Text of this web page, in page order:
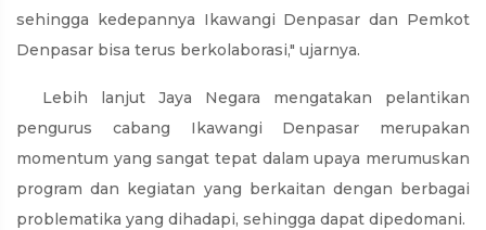
sehingga kedepannya Ikawangi Denpasar dan Pemkot
Denpasar bisa terus berkolaborasi," ujarnya.
Lebih lanjut Jaya Negara mengatakan pelantikan
pengurus cabang Ikawangi Denpasar merupakan
momentum yang sangat tepat dalam upaya merumuskan
program dan kegiatan yang berkaitan dengan berbagai
problematika yang dihadapi, sehingga dapat dipedomani.